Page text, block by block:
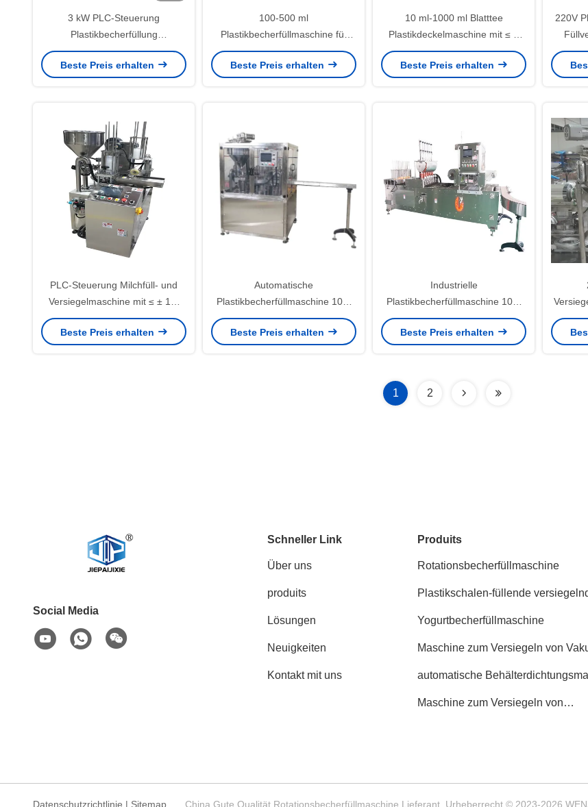
3 kW PLC-Steuerung
Plastikbecherfüllung
Versiegelungsanlage für leichte
Konstruktion
Beste Preis erhalten
100-500 ml
Plastikbecherfüllmaschine für
Becherverpackungen
Beste Preis erhalten
10 ml-1000 ml Blatttee
Plastikdeckelmaschine mit ≤ ±
1% Füllgenauigkeit
Beste Preis erhalten
220V
PLC-Steuerung Milchfüll- und
Versiegelmaschine mit ≤ ± 1%
Füllgenauigkeit
Beste Preis erhalten
Automatische
Plastikbecherfüllmaschine 100-
500 ml für Milchteeverpackungen
Beste Preis erhalten
Industrielle
Plastikbecherfüllmaschine 100-
500ml Steuerung durch PLC
Beste Preis erhalten
1 2
Social Media
Schneller Link
Über uns
produits
Lösungen
Neuigkeiten
Kontakt mit uns
Produits
Rotationsbecherfüllmaschine
Plastikschalen-füllende
Yogurtbecherfüllmaschine
Maschine zum Versiegeln von
automatische
Maschine zum Versiegeln von
Datenschutzrichtlinie | Sitemap China Gute Qualität Rotationsbecherfüllmaschine Lieferant. Urheberrecht © 2023-2026